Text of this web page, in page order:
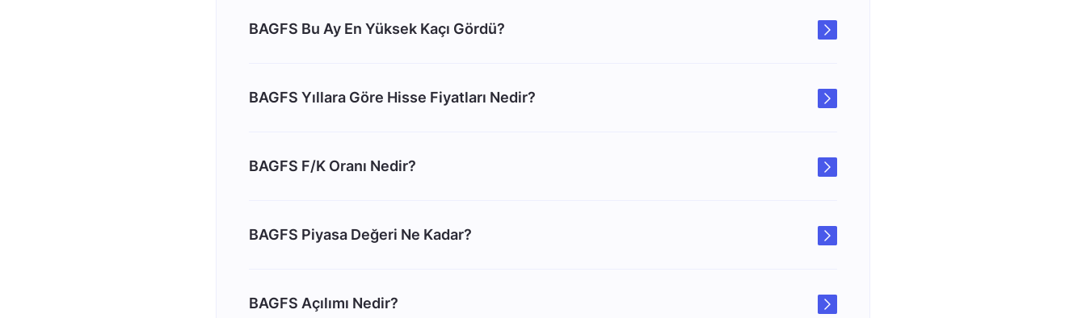
BAGFS Bu Ay En Yüksek Kaçı Gördü?
BAGFS Yıllara Göre Hisse Fiyatları Nedir?
BAGFS F/K Oranı Nedir?
BAGFS Piyasa Değeri Ne Kadar?
BAGFS Açılımı Nedir?